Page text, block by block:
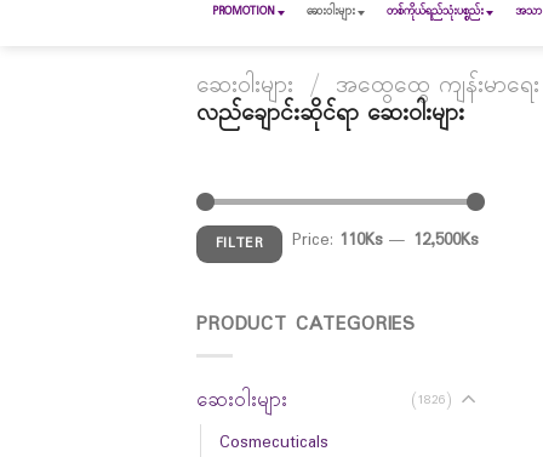
PROMOTION ဆေး၀ါးများ တစ်ကိုယ်ရည်သုံးပစ္စည်း အသာ
ဆေးဝါးများ / အထွေထွေ ကျန်းမာရေ
လည်ချောင်းဆိုင်ရာ ဆေးဝါးများ
FILTER Price: 110Ks— 12,500Ks
PRODUCT CATEGORIES
ဆေးဝါးများ (1826)
Cosmecuticals